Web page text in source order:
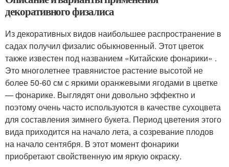
декоративного физалиса
Из декоративных видов наибольшее распространение в
садах получил физалис обыкновенный. Этот цветок
также известен под названием «Китайские фонарики» .
Это многолетнее травянистое растение высотой не
более 50-60 см с яркими оранжевыми ягодами в цветке
— фонарике. Выглядят они довольно эффектно и
поэтому очень часто используются в качестве сухоцвета
для составления зимнего букета. Период цветения этого
вида приходится на начало лета, а созревание плодов
на начало сентября. В этот момент фонарики
приобретают свойственную им яркую окраску.